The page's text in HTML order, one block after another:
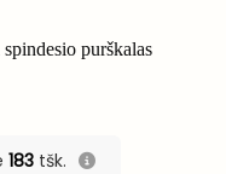
purškalas
183tšk.